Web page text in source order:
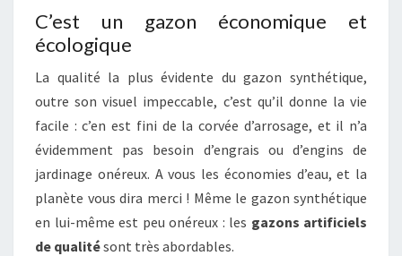
C’est un gazon économique et
écologique
La qualité la plus évidente du gazon synthétique,
outre son visuel impeccable, c’est qu’il donne la vie
facile : c’en est fini de la corvée d’arrosage, et il n’a
évidemment pas besoin d’engrais ou d’engins de
jardinage onéreux. A vous les économies d’eau, et la
planète vous dira merci ! Même le gazon synthétique
en lui-même est peu onéreux : les gazons artificiels
de qualitésont très abordables.